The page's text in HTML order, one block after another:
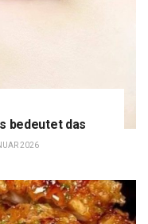
bedeutet das
2026